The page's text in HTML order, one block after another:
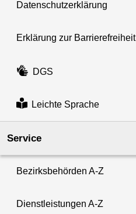
Datenschutzerklärung
Erklärung zur Barrierefreiheit
DGS
Leichte Sprache
Service
Bezirksbehörden A-Z
Dienstleistungen A-Z